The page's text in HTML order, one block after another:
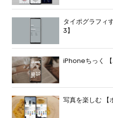
タイポグラフィ
3】
iPhoneちっく 【
写真を楽しむ 【